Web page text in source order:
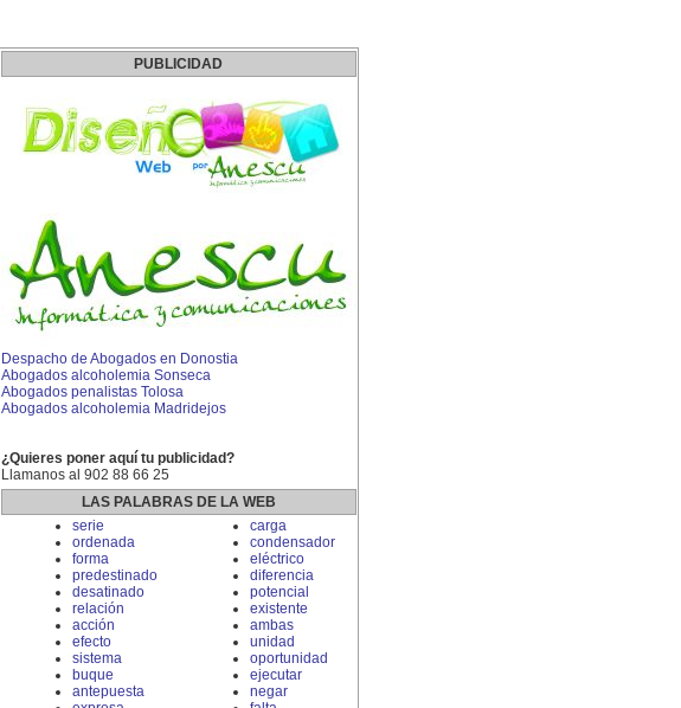
PUBLICIDAD
Despacho de Abogados en Donostia
Abogados alcoholemia Sonseca
Abogados penalistas Tolosa
Abogados alcoholemia Madridejos
¿Quieres poner aquí tu publicidad?
Llamanos al 902 88 66 25
LAS PALABRAS DE LA WEB
serie
ordenada
forma
predestinado
desatinado
relación
acción
efecto
sistema
buque
antepuesta
carga
condensador
eléctrico
diferencia
potencial
existente
ambas
unidad
oportunidad
ejecutar
negar